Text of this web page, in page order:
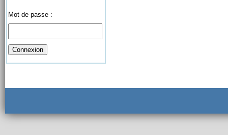
Mot de passe :